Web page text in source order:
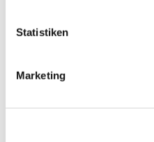
Statistiken
Marketing